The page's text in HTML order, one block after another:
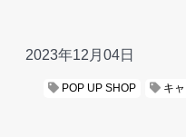
2023年12月04日
POP UP SHOP キ